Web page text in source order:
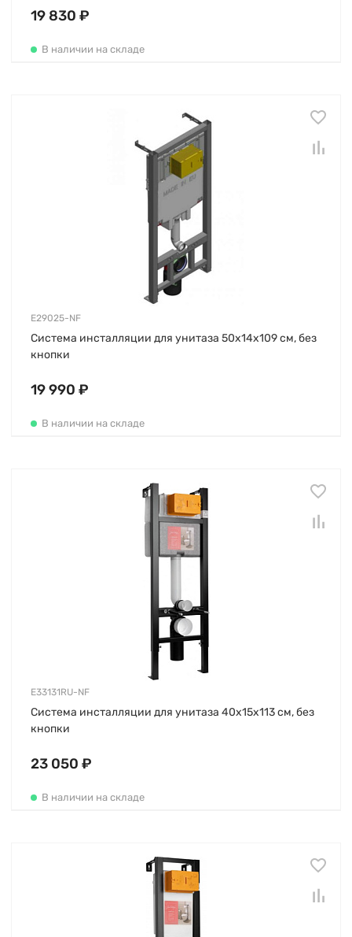
19 830 ₽
В наличии на складе
E29025-NF
Система инсталляции для унитаза 50х14х109 см, без
кнопки
19 990 ₽
В наличии на складе
E33131RU-NF
Система инсталляции для унитаза 40х15х113 см, без
кнопки
23 050 ₽
В наличии на складе